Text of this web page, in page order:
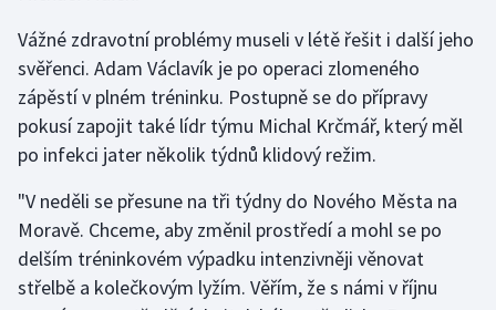
Veslování
Vodní slalom
Ostatní
Vážné zdravotní problémy museli v létě řešit i další jeho
svěřenci. Adam Václavík je po operaci zlomeného
zápěstí v plném tréninku. Postupně se do přípravy
pokusí zapojit také lídr týmu Michal Krčmář, který měl
po infekci jater několik týdnů klidový režim.
"V neděli se přesune na tři týdny do Nového Města na
Moravě. Chceme, aby změnil prostředí a mohl se po
delším tréninkovém výpadku intenzivněji věnovat
střelbě a kolečkovým lyžím. Věřím, že s námi v říjnu